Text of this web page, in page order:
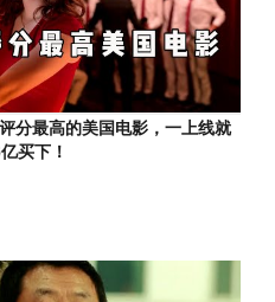
分最高的美国电影，一上线就
买下！